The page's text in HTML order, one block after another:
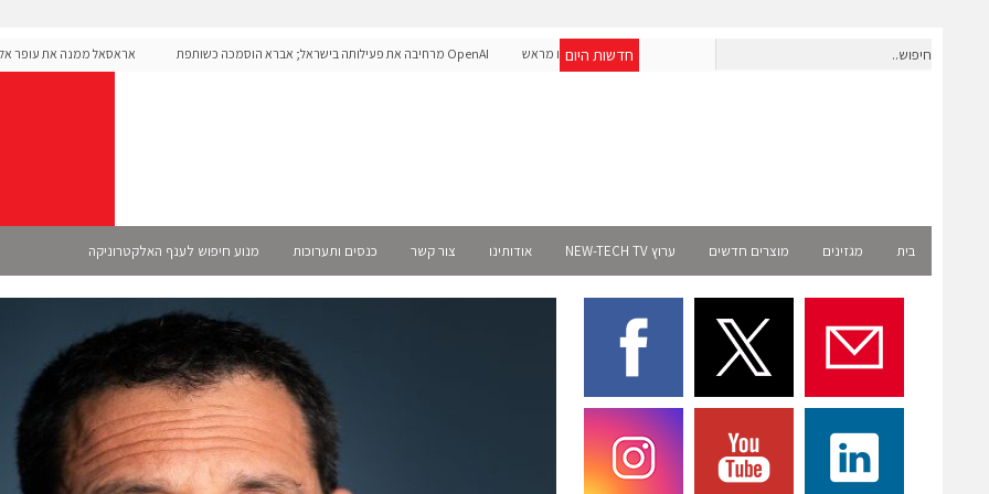
חדשות היום
חברת IAIG גייסה 6 מיליון דולר להקמת חברות תוכנה שנבנו מראש
OpenAI מרחיבה את פעילותה בישראל; אברא הוסמכה כשותפת
אראסאל ממנה את עופר
בית מגזינים מוצרים חדשים ערוץ NEW-TECH TV אודותינו צור קשר כנסים ותערוכות מנוע חיפוש לענף האלקטרוניקה